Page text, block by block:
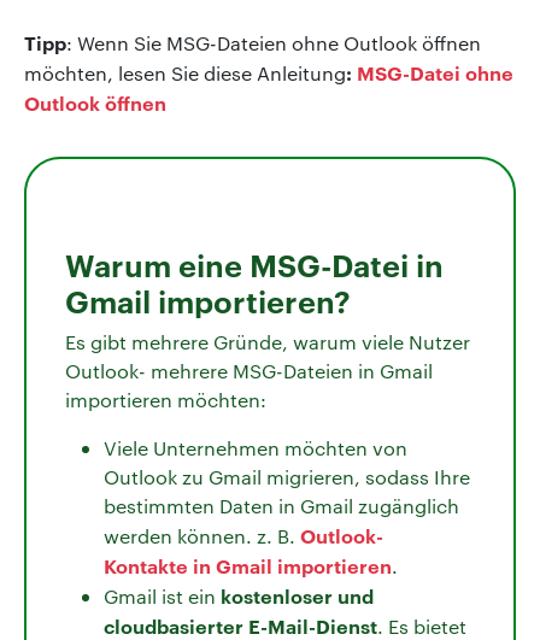
Tipp: Wenn Sie MSG-Dateien ohne Outlook öffnen
möchten, lesen Sie diese Anleitung: MSG-Datei ohne
Outlook öffnen
Warum eine MSG-Datei in
Gmail importieren?
Es gibt mehrere Gründe, warum viele Nutzer
Outlook- mehrere MSG-Dateien in Gmail
importieren möchten:
Viele Unternehmen möchten von
Outlook zu Gmail migrieren, sodass Ihre
bestimmten Daten in Gmail zugänglich
werden können. z. B. Outlook-
Kontakte in Gmail importieren.
Gmail ist ein kostenloser und
cloudbasierter E-Mail-Dienst. Es bietet